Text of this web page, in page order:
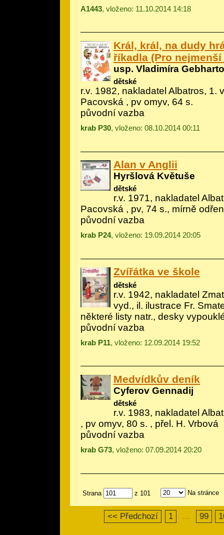
A1443, vloženo: 11.10.2014 14:18
Král, král, na dudy
říkadla (Pro nejmenší
usp. Vladimíra
dětské
r.v. 1982, nakladatel Albatros, 1.
Pacovská , pv omyv, 64 s.
původní vazba
krab P30, vloženo: 08.10.2014 00:11
Alan v Anglii
Hyršlová Květuše
dětské
r.v. 1971, nakladatel
Pacovská , pv, 74 s., mírně
původní vazba
krab P24, vloženo: 19.09.2014 20:05
Zvířátka ve škole
dětské
r.v. 1942, nakladatel
vyd., il. ilustrace Fr.
některé listy natr., desky
původní vazba
krab P11, vloženo: 12.09.2014 19:52
Medvídkův deník
Cyferov Gennadij
dětské
r.v. 1983, nakladatel
, pv omyv, 80 s. , přel. H. Vrbová
původní vazba
krab G73, vloženo: 07.09.2014 20:20
Strana z 101 Na stránce
<< Předchozí 1 ... 99